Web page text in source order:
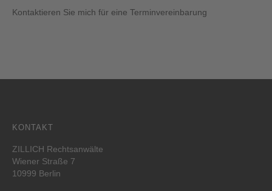
Kontaktieren Sie mich für eine Terminvereinbarung
KONTAKT
ZILLICH Rechtsanwälte
Wiener Straße 7
10999 Berlin